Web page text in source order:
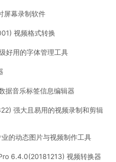
屏幕录制软件
视频格式转换
好用的字体管理工具
据音乐标签信息编辑器
强大且易用的视频录制和剪辑
的动态图片与视频制作工具
6.4.0(20181213) 视频转换器